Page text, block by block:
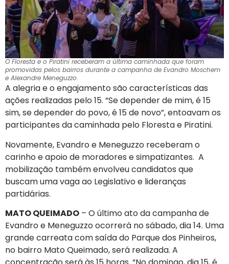
O Floresta e o Piratini receberam a última caminhada que foram
promovidas pelos bairros durante a campanha de Evandro Moschem
e Alexandre Meneguzzo.
A alegria e o engajamento são características das
ações realizadas pelo 15. “Se depender de mim, é 15
sim, se depender do povo, é 15 de novo”, entoavam os
participantes da caminhada pelo Floresta e Piratini.
Novamente, Evandro e Meneguzzo receberam o
carinho e apoio de moradores e simpatizantes. A
mobilização também envolveu candidatos que
buscam uma vaga ao Legislativo e lideranças
partidárias.
MATO QUEIMADO – O último ato da campanha de
Evandro e Meneguzzo ocorrerá no sábado, dia 14. Uma
grande carreata com saída do Parque dos Pinheiros,
no bairro Mato Queimado, será realizada. A